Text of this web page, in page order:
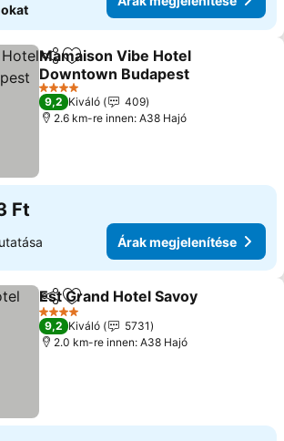
Megosztás
Hozzáadás a kedvencekhez
Mamaison Vibe Hotel
Downtown Budapest
4 Kategória
9,2 Kiváló
409
2.6 km-re innen: A38 Hajó
Ft
Árak megjelenítése
Megosztás
Hozzáadás a kedvencekhez
Est Grand Hotel Savoy
4 Kategória
9,2 Kiváló
5731
2.0 km-re innen: A38 Hajó